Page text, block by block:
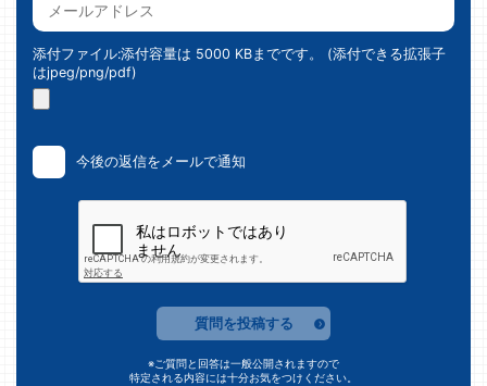
添付ファイル:添付容量は 5000 KBまでです。 (添付できる拡張子
はjpeg/png/pdf)
今後の返信をメールで通知
質問を投稿する
※ご質問と回答は一般公開されますので
特定される内容には十分お気をつけください。